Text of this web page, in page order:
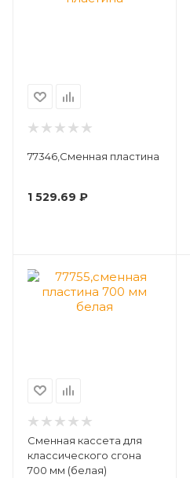
77346,Сменная пластина
1 529.69 ₽
Сменная кассета для
классического сгона
700 мм (белая)